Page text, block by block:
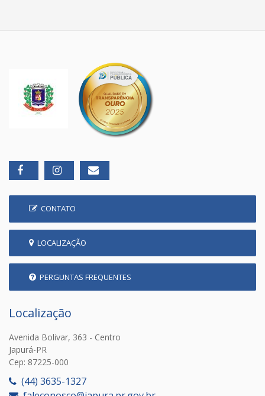
CONTATO
LOCALIZAÇÃO
PERGUNTAS FREQUENTES
Localização
Avenida Bolivar, 363 - Centro
Japurá-PR
Cep: 87225-000
(44) 3635-1327